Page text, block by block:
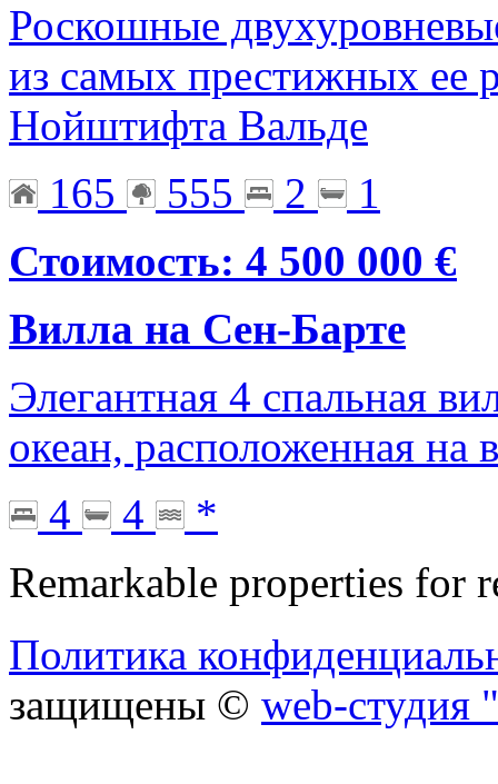
Роскошные
из самых престижных ее
Нойштифта Вальде
165
555 2
1
Стоимость: 4 500 000 €
Вилла на Сен-Барте
Элегантная 4 спальная
океан, расположенная
4
4
*
Remarkable properties for
Политика
защищены © web-студия